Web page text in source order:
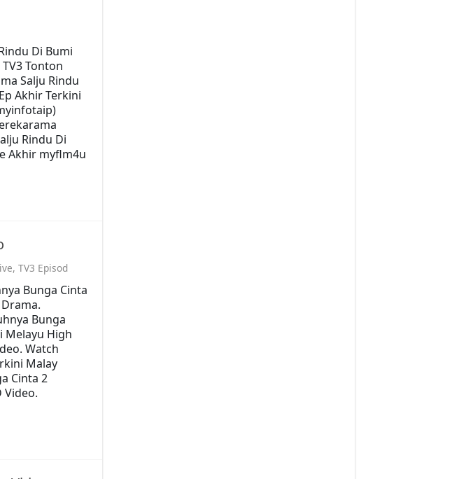
Di Bumi
Tonton
Salju Rindu
Akhir Terkini
Rindu Di
Akhir myflm4u
, TV3 Episod
Bunga Cinta
Bunga
Melayu High
Watch
Malay
Cinta 2
Video.